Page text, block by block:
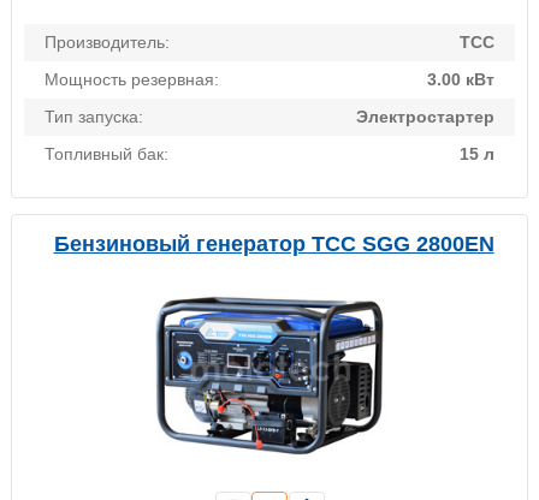
Производитель:
ТСС
Мощность резервная:
3.00 кВт
Тип запуска:
Электростартер
Топливный бак:
15 л
Бензиновый генератор ТСС SGG 2800EN